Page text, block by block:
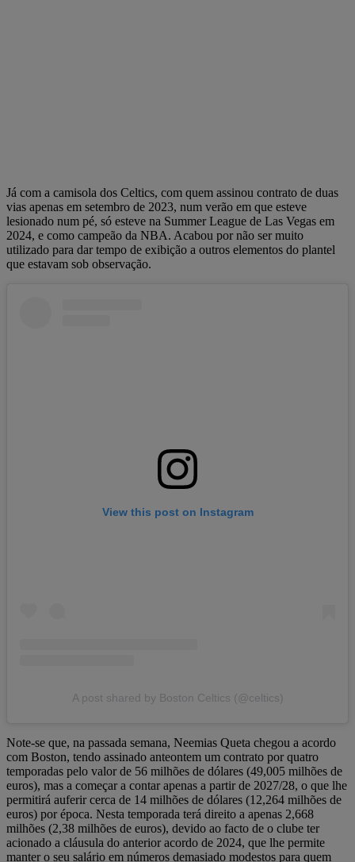
Já com a camisola dos Celtics, com quem assinou contrato de duas
vias apenas em setembro de 2023, num verão em que esteve
lesionado num pé, só esteve na Summer League de Las Vegas em
2024, e como campeão da NBA. Acabou por não ser muito
utilizado para dar tempo de exibição a outros elementos do plantel
que estavam sob observação.
View this post on Instagram
A post shared by Boston Celtics (@celtics)
Note-se que, na passada semana, Neemias Queta chegou a acordo
com Boston, tendo assinado anteontem um contrato por quatro
temporadas pelo valor de 56 milhões de dólares (49,005 milhões de
euros), mas a começar a contar apenas a partir de 2027/28, o que lhe
permitirá auferir cerca de 14 milhões de dólares (12,264 milhões de
euros) por época. Nesta temporada terá direito a apenas 2,668
milhões (2,38 milhões de euros), devido ao facto de o clube ter
acionado a cláusula do anterior acordo de 2024, que lhe permite
manter o seu salário em números demasiado modestos para quem